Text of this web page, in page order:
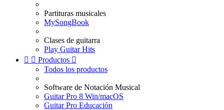
Partituras musicales
MySongBook
Clases de guitarra
Play Guitar Hits
  Productos 
Todos los productos
Software de Notación Musical
Guitar Pro 8 Win/macOS
Guitar Pro Educación